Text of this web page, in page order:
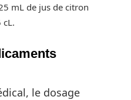
mL de jus de citron
cL.
le dosage